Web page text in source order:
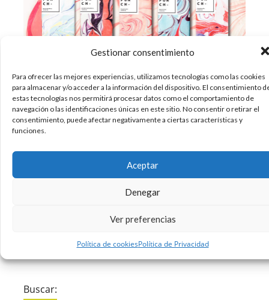
Gestionar consentimiento
Para ofrecer las mejores experiencias, utilizamos tecnologías como las cookies
para almacenar y/o acceder a la información del dispositivo. El consentimiento
estas tecnologías nos permitirá procesar datos como el comportamiento de
navegación o las identificaciones únicas en este sitio. No consentir o retirar el
consentimiento, puede afectar negativamente a ciertas características y
funciones.
Aceptar
Denegar
Ver preferencias
Política de cookiesPolítica de Privacidad
Cuando se trabaja la identidad de una marca, es
fundamental plasmar su espíritu. Para ello, hay
aspectos fundamentales que se deben de
entre otras cosas, hay que tenerlos
Buscar: